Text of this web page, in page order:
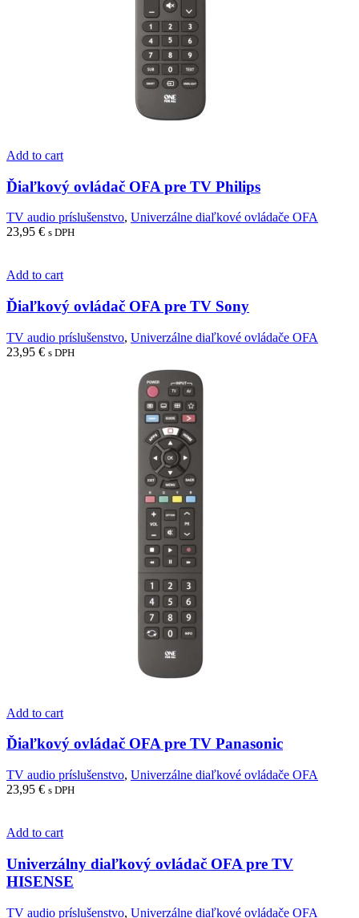
Add to cart
Ďiaľkový ovládač OFA pre TV Philips
TV audio príslušenstvo, Univerzálne diaľkové ovládače OFA
23,95 € s DPH
Add to cart
Ďiaľkový ovládač OFA pre TV Sony
TV audio príslušenstvo, Univerzálne diaľkové ovládače OFA
23,95 € s DPH
Add to cart
Ďiaľkový ovládač OFA pre TV Panasonic
TV audio príslušenstvo, Univerzálne diaľkové ovládače OFA
23,95 € s DPH
Add to cart
Univerzálny diaľkový ovládač OFA pre TV
HISENSE
TV audio príslušenstvo, Univerzálne diaľkové ovládače OFA